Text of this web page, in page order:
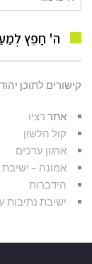
עבור:
ה' חָפֵץ לְמַעַן
קישורים לתוכן
אתר רציו
קול הלשון
ארגון ערכים
אמונה –
הידברות
ישיבת נתיבות